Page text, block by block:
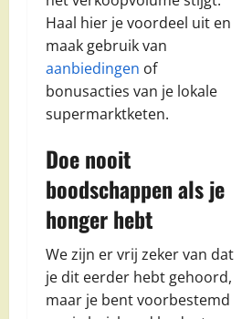
Haal hier je voordeel uit en
maak gebruik van
aanbiedingen of
bonusacties van je lokale
supermarktketen.
Doe nooit
boodschappen als je
honger hebt
We zijn er vrij zeker van dat
je dit eerder hebt gehoord,
maar je bent voorbestemd